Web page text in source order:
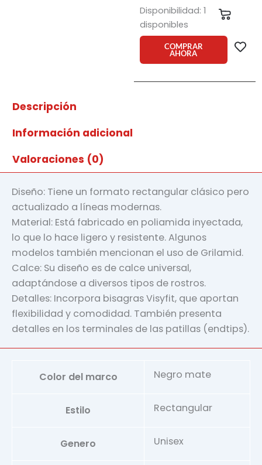
Disponibilidad: 1
disponibles
Armazón
Mormaii
Maceio
cantidad
COMPRAR
AHORA
Descripción
Información adicional
Valoraciones (0)
Diseño: Tiene un formato rectangular clásico pero
actualizado a líneas modernas.
Material: Está fabricado en poliamida inyectada,
lo que lo hace ligero y resistente. Algunos
modelos también mencionan el uso de Grilamid.
Calce: Su diseño es de calce universal,
adaptándose a diversos tipos de rostros.
Detalles: Incorpora bisagras Visyfit, que aportan
flexibilidad y comodidad. También presenta
detalles en los terminales de las patillas (endtips).
Color del marco Negro mate
Estilo Rectangular
Genero Unisex